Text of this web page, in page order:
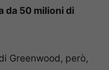
da 50 milioni di
Greenwood, però,